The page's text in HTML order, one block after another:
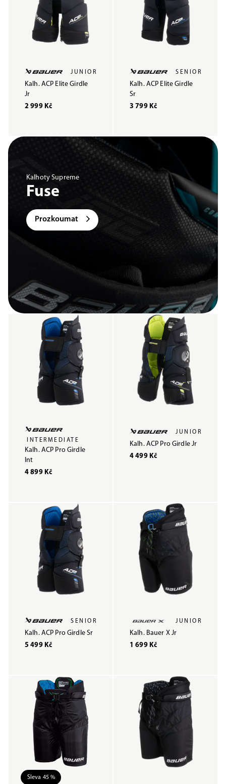
JUNIOR
Kalh. ACP Elite Girdle
Jr
2 999 Kč
SENIOR
Kalh. ACP Elite Girdle
Sr
3 799 Kč
Kalhoty Supreme
Fuse
Prozkoumat
INTERMEDIATE
Kalh. ACP Pro Girdle
Int
4 899 Kč
JUNIOR
Kalh. ACP Pro Girdle Jr
4 499 Kč
SENIOR
Kalh. ACP Pro Girdle Sr
5 499 Kč
JUNIOR
Kalh. Bauer X Jr
1 699 Kč
Sleva 45 %